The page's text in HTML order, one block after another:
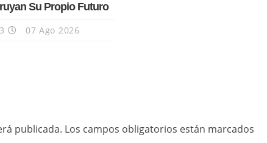
Su Propio Futuro
07 Ago 2026
publicada. Los campos obligatorios están marcados